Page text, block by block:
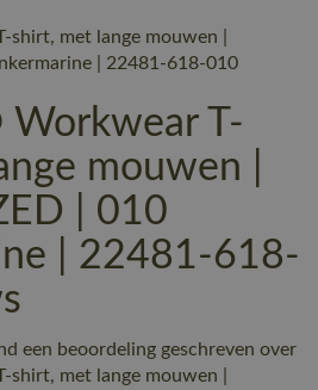
met lange mouwen |
| 22481-618-010
Workwear T-
mouwen |
| 010
| 22481-618-
een beoordeling geschreven over
met lange mouwen |